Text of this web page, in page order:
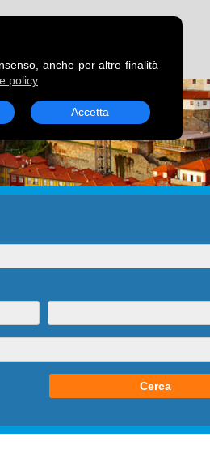
anche per altre finalità
policy
Accetta